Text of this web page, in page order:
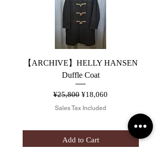
【ARCHIVE】HELLY HANSEN
Duffle Coat
Regular Price
¥25,800 Sale Price
¥18,060
Sales Tax Included
Add to Cart